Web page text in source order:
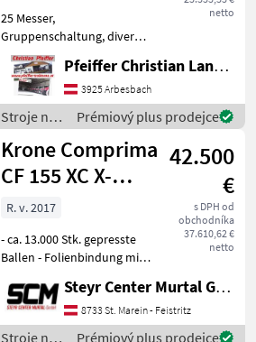
netto
25 Messer,
Gruppenschaltung, diverse
Lager und Ketten neu
balíková komora: Variabilná
lisovacia komora,
Pneumatika (stlačený
vzduch), sieťové balenie
balíkov, rezná jed
Pfeiffer Christian Landtechnik
3925 Arbesbach
Stroje na
zber
objemových
krmív /
Göweil
Prémiový plus prodejce
Krone Comprima
CF 155 XC X-
Treme
42.500
€
s DPH od
obchodníka
37.610,62 €
netto
R. v. 2017
- ca. 13.000 Stk. gepresste
Ballen - Folienbindung mit
Schneidwerk -
Druckluftbremse -
Messergruppenschaltung
Steyr Center Murtal GmbH
8733 St. Marein - Feistritz
Stroje na
Prémiový plus prodejce